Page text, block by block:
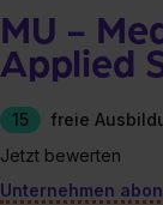
MU -
Applied
15
freie
Jetzt bewerten
Unternehmen